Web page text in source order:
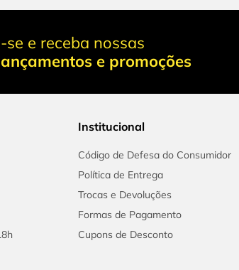
se e receba nossas
e promoções
Institucional
Código de Defesa do Consumidor
Política de Entrega
Trocas e Devoluções
Formas de Pagamento
Cupons de Desconto